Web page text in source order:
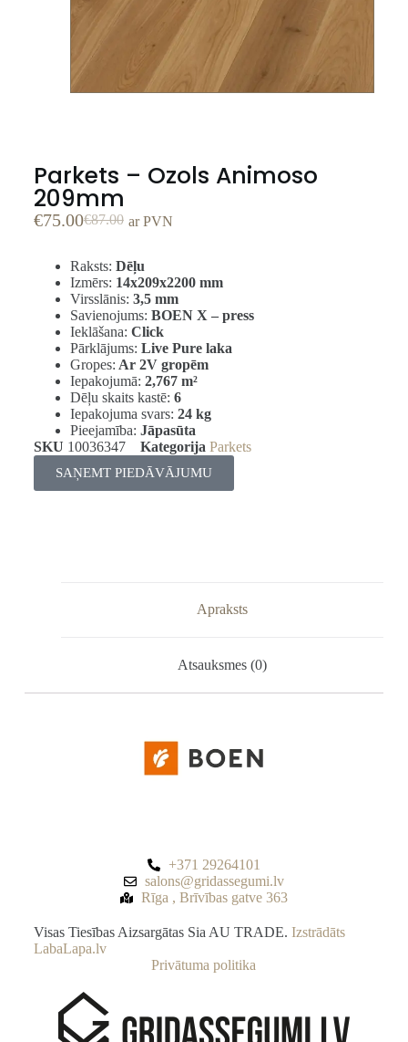
Parkets – Ozols Animoso
209mm
€87.00
€75.00 ar PVN
Raksts: Dēļu
Izmērs: 14x209x2200 mm
Virsslānis: 3,5 mm
Savienojums: BOEN X – press
Ieklāšana: Click
Pārklājums: Live Pure laka
Gropes: Ar 2V gropēm
Iepakojumā: 2,767 m²
Dēļu skaits kastē: 6
Iepakojuma svars: 24 kg
Pieejamība: Jāpasūta
SKU 10036347 Kategorija Parkets
SAŅEMT PIEDĀVĀJUMU
Apraksts
Atsauksmes (0)
+371 29264101
salons@gridassegumi.lv
Rīga , Brīvības gatve 363
Visas Tiesības Aizsargātas Sia AU TRADE. Izstrādāts
LabaLapa.lv
Privātuma politika